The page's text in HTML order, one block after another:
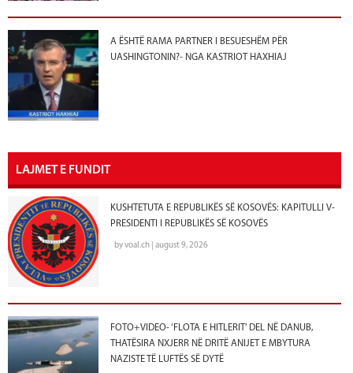
A ËSHTË RAMA PARTNER I BESUESHËM PËR
UASHINGTONIN?- NGA KASTRIOT HAXHIAJ
LAJMET E FUNDIT
KUSHTETUTA E REPUBLIKËS SË KOSOVËS: KAPITULLI V-
PRESIDENTI I REPUBLIKËS SË KOSOVËS
by voal.ch | august 9, 2026
FOTO+VIDEO- ‘FLOTA E HITLERIT’ DEL NË DANUB,
THATËSIRA NXJERR NË DRITË ANIJET E MBYTURA
NAZISTE TË LUFTËS SË DYTË